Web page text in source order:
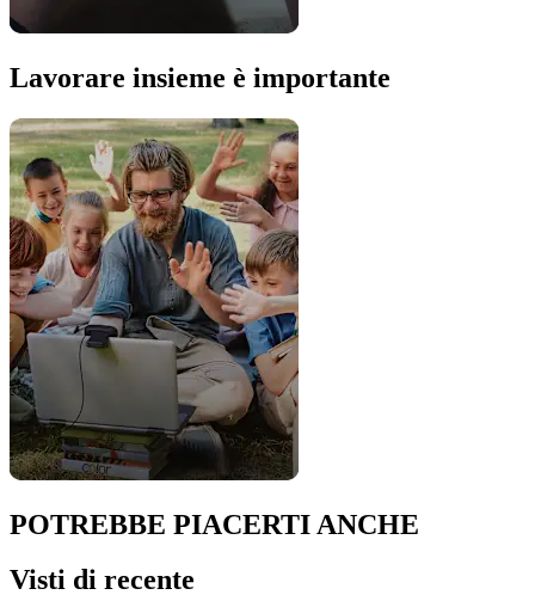
Lavorare insieme è importante
POTREBBE PIACERTI ANCHE
Visti di recente